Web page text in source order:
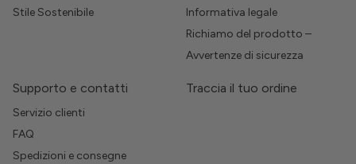
Stile Sostenibile
Informativa legale
Richiamo del prodotto –
Avvertenze di sicurezza
Supporto e contatti
Servizio clienti
FAQ
Spedizioni e consegne
Traccia il tuo ordine